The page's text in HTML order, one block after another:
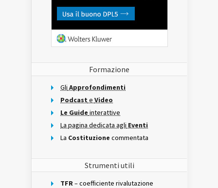
Formazione
Gli Approfondimenti
Podcast e Video
Le Guide interattive
La pagina dedicata agli Eventi
La Costituzione commentata
Strumenti utili
TFR– coefficiente rivalutazione